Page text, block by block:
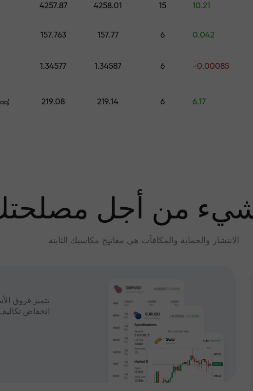
قم بإيداع المبلغ في حسابك باستخدام $333 — اختر هدية تصل قيمتها إلى $1,500
نحن
4257.87 4258.01 15 10.21
157.763 157.77 6 0.042
1.34577 1.34587 6 -0.00085
219.08 219.14 6 6.17
من أجل
الانتشار والحماية والمكافآت هي مفاتيح مكاسبك الثابتة
تتميز فروق
انخفاض